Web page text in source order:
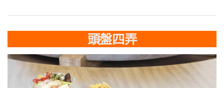
頭盤四弄